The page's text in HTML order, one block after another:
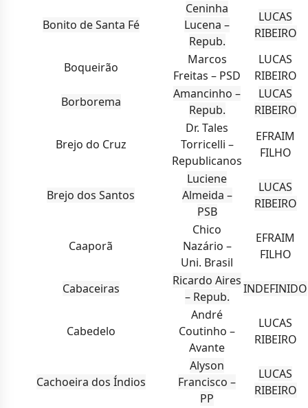
Bonito de Santa Fé
Ceninha
Lucena –
Repub.
LUCAS
RIBEIRO
Boqueirão
Marcos
Freitas – PSD
LUCAS
RIBEIRO
Borborema
Amancinho –
Repub.
LUCAS
RIBEIRO
Brejo do Cruz
Dr. Tales
Torricelli –
Republicanos
EFRAIM
FILHO
Brejo dos Santos
Luciene
Almeida –
PSB
LUCAS
RIBEIRO
Caaporã
Chico
Nazário –
Uni. Brasil
EFRAIM
FILHO
Cabaceiras
Ricardo Aires
– Repub.
INDEFINIDO
Cabedelo
André
Coutinho –
Avante
LUCAS
RIBEIRO
Cachoeira dos Índios
Alyson
Francisco –
PP
LUCAS
RIBEIRO